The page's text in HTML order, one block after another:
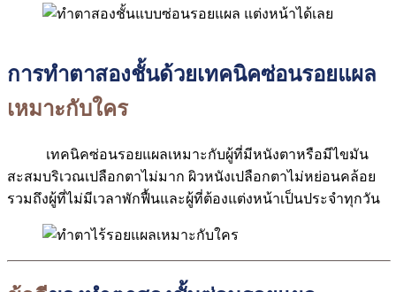
การทำตาสองชั้นด้วยเทคนิคซ่อนรอยแผล
เหมาะกับใคร
เทคนิคซ่อนรอยแผลเหมาะกับผู้ที่มีหนังตาหรือมีไขมัน
สะสมบริเวณเปลือกตาไม่มาก ผิวหนังเปลือกตาไม่หย่อนคล้อย
รวมถึงผู้ที่ไม่มีเวลาพักฟื้นและผู้ที่ต้องแต่งหน้าเป็นประจำทุกวัน